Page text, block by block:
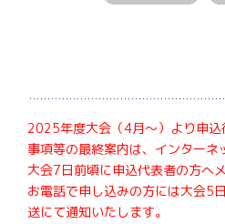
2025年度大会（4月～）より申
事項等の最終案内は、インターネ
大会7日前頃に申込代表者の方へ
お電話で申し込みの方には大会5
送にて通知いたします。